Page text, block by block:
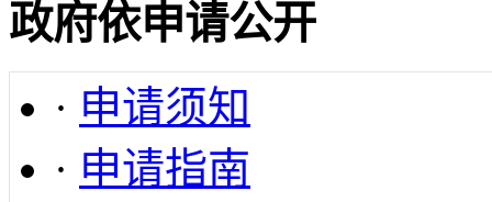
政府依申请公开
· 申请须知
· 申请指南